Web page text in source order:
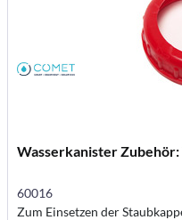
Wasserkanister
60016
Zum Einsetzen der